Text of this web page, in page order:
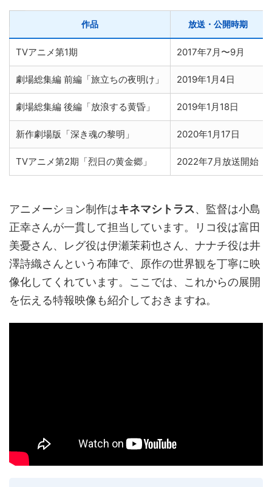
作品 放送・公開時期
TVアニメ第1期 2017年7月〜9月
劇場総集編 前編「旅立ちの夜明け」 2019年1月4日
劇場総集編 後編「放浪する黄昏」 2019年1月18日
新作劇場版「深き魂の黎明」 2020年1月17日
TVアニメ第2期「烈日の黄金郷」 2022年7月放送開始
アニメーション制作はキネマシトラス、監督は小島
正幸さんが一貫して担当しています。リコ役は富田
美憂さん、レグ役は伊瀬茉莉也さん、ナナチ役は井
澤詩織さんという布陣で、原作の世界観を丁寧に映
像化してくれています。ここでは、これからの展開
を伝える特報映像も紹介しておきますね。